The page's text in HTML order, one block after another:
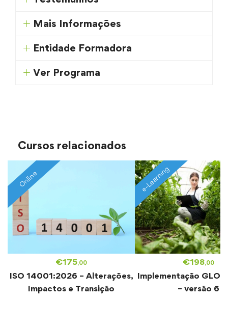
Mais Informações
Entidade Formadora
Ver Programa
Cursos relacionados
€175,00
Online
ISO 14001:2026 – Alterações,
Impactos e Transição
€198,00
e-Learning
Implementação
– versão 6